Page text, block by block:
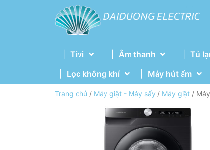
Tivi Âm thanh Tủ
Lọc không khí
Máy hút ẩm
Trang chủ / Máy giặt - Máy sấy / Máy giặt /